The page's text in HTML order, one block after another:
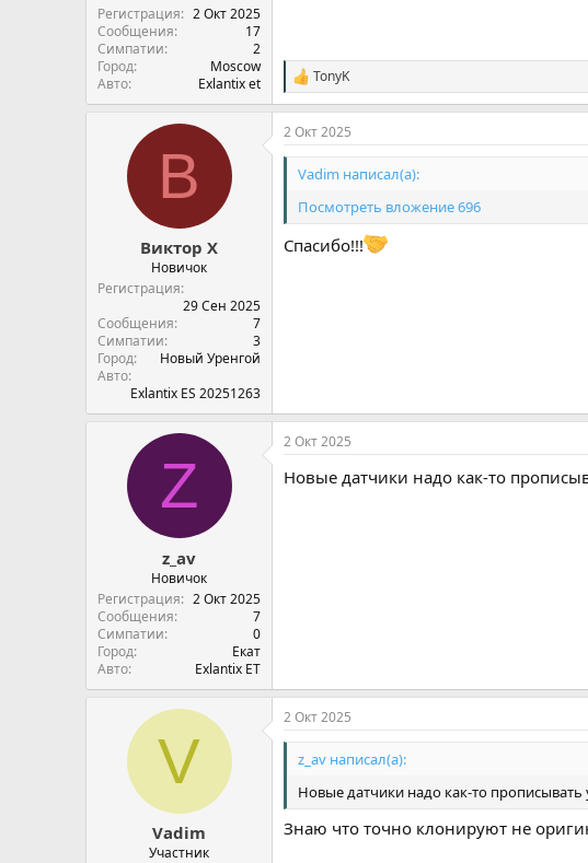
Регистрация
2 Окт 2025
Сообщения
17
Симпатии
2
Город
Moscow
Авто
Exlantix et
С
и
м
п
а
и
:
TonyK
В
Виктор Х
Новичок
Регистрация
29 Сен 2025
Сообщения
7
Симпатии
3
Город
Новый Уренгой
Авто
Exlantix ES 20251263
2 Окт 2025
Vadim написал(а):
Посмотреть вложение 696
Спасибо!!!
Z
z_av
Новичок
Регистрация
2 Окт 2025
Сообщения
7
Симпатии
0
Город
Екат
Авто
Exlantix ET
2 Окт 2025
Новые датчики надо как-то
V
Vadim
Участник
2 Окт 2025
z_av написал(а):
Новые датчики надо как-то
Знаю что точно клонируют не